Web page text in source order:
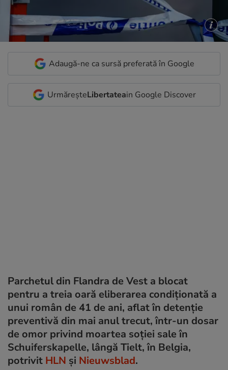
Adaugă-ne ca sursă preferată în Google
UrmăreșteLibertateain Google Discover
Parchetul din Flandra de Vest a blocat
pentru a treia oară eliberarea condiționată a
unui român de 41 de ani, aflat în detenție
preventivă din mai anul trecut, într-un dosar
de omor privind moartea soției sale în
Schuiferskapelle, lângă Tielt, în Belgia,
potrivit HLN și Nieuwsblad.